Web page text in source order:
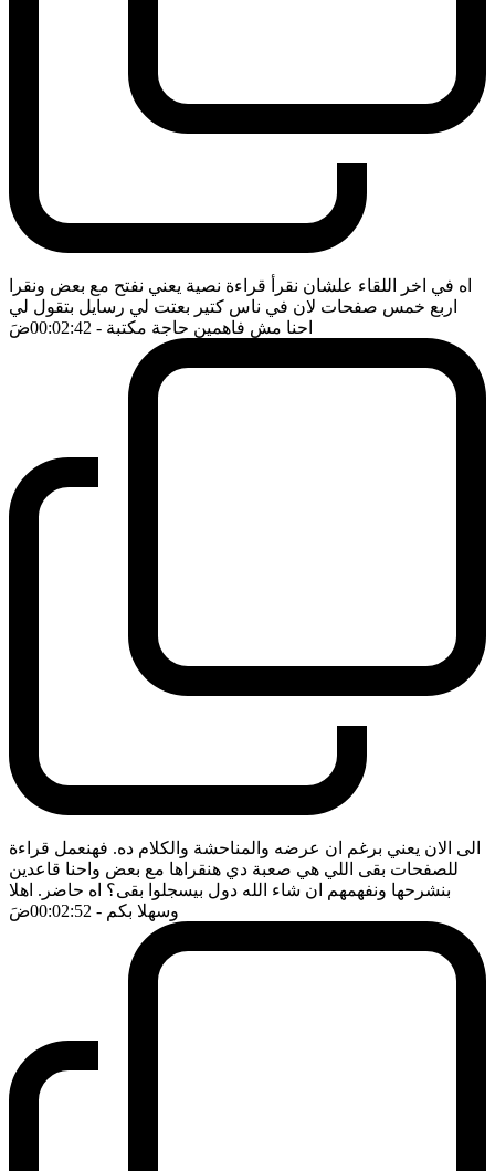
اه في اخر اللقاء علشان نقرأ قراءة نصية يعني نفتح مع بعض ونقرا
اربع خمس صفحات لان في ناس كتير بعتت لي رسايل بتقول لي
احنا مش فاهمين حاجة مكتبة - 00:02:42 ضَ
الى الان يعني برغم ان عرضه والمناحشة والكلام ده. فهنعمل قراءة
للصفحات بقى اللي هي صعبة دي هنقراها مع بعض واحنا قاعدين
بنشرحها ونفهمهم ان شاء الله دول بيسجلوا بقى؟ اه حاضر. اهلا
وسهلا بكم - 00:02:52 ضَ